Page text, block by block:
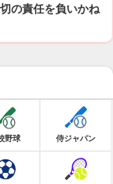
の責任を負いかね
野球 侍ジャパン